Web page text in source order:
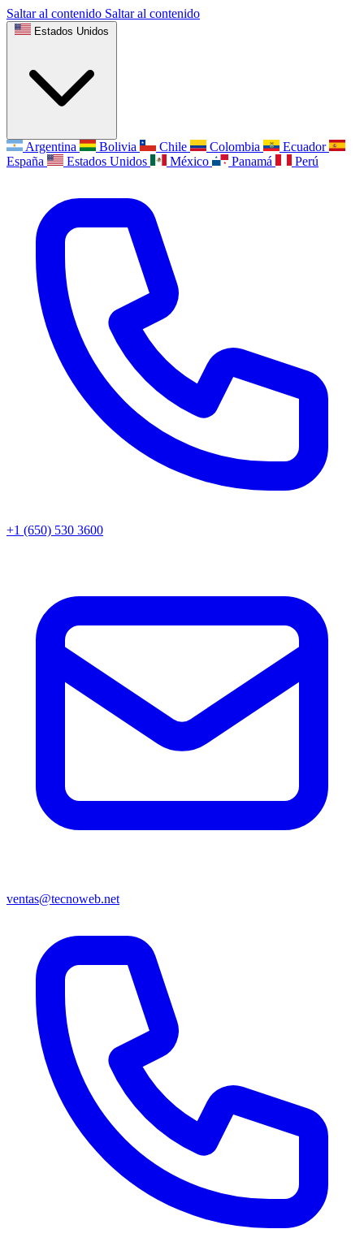
Saltar al contenido Saltar al contenido
Estados Unidos
Argentina Bolivia Chile Colombia
Ecuador
España
Estados Unidos México Panamá Perú
+1 (650) 530 3600
ventas@tecnoweb.net